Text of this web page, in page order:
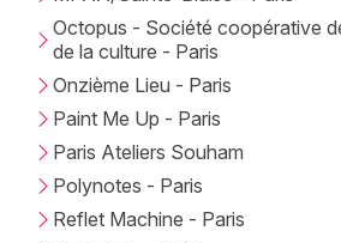
Octopus - Société coopérative
de la culture - Paris
Onzième Lieu - Paris
Paint Me Up - Paris
Paris Ateliers Souham
Polynotes - Paris
Reflet Machine - Paris